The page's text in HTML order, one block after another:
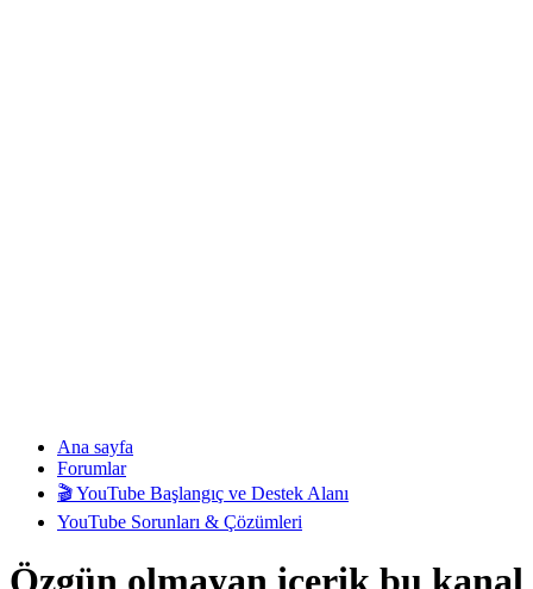
Ana sayfa
Forumlar
🎬 YouTube Başlangıç ve Destek Alanı
YouTube Sorunları & Çözümleri